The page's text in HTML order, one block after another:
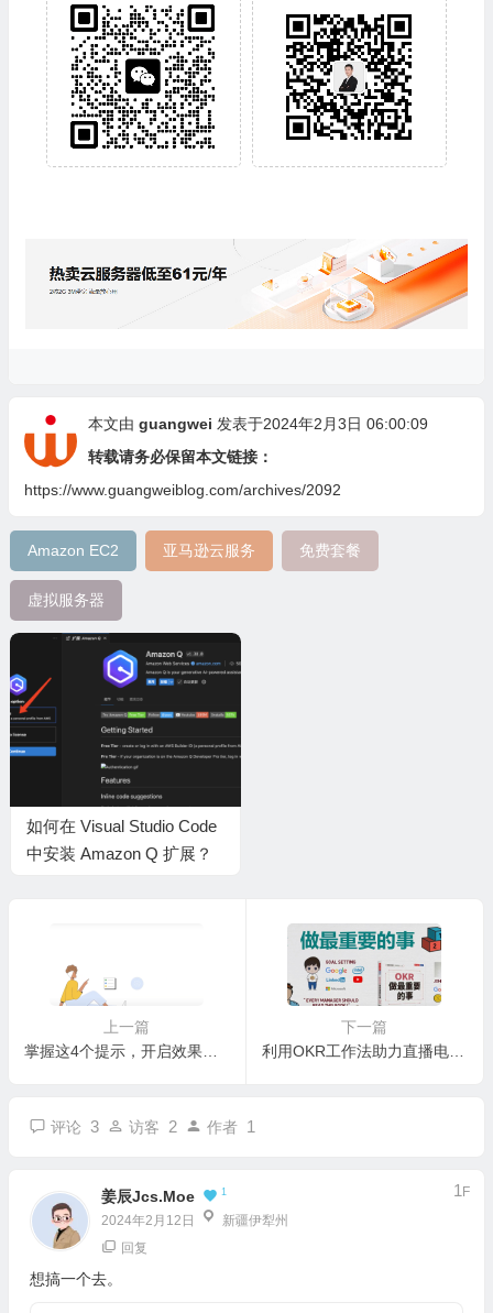
本文由 guangwei 发表于2024年2月3日 06:00:09
转载请务必保留本文链接：
https://www.guangweiblog.com/archives/2092
Amazon EC2 亚马逊云服务 免费套餐
虚拟服务器
如何在 Visual Studio Code
中安装 Amazon Q 扩展？
上一篇
下一篇
利用OKR工作法助力直播电商公司突破业绩瓶颈
评论 3 访客 2 作者 1
姜辰Jcs.Moe 1
2024年2月12日 新疆伊犁州
1 F
回复
想搞一个去。